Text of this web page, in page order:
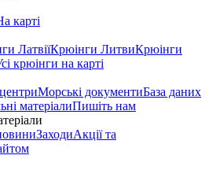
карті
ЛатвіїКрюінги ЛитвиКрюінги
крюінги на карті
Морські документиБаза даних
матеріалиПишіть нам
ЗаходиАкції та